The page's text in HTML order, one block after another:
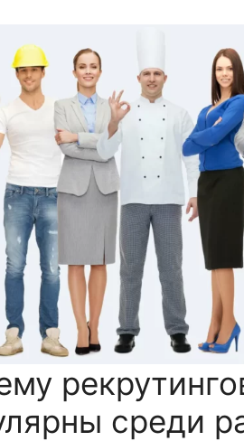
среди